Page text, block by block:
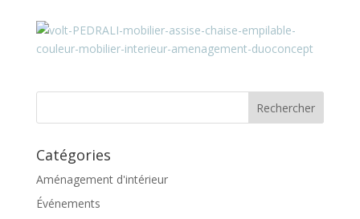
Catégories
Aménagement d'intérieur
Événements